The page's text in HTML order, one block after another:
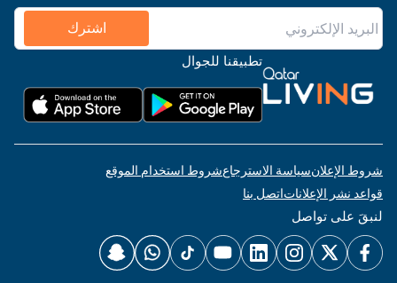
اشترك
تطبيقنا للجوال
شروط الإعلانسياسة الاسترجاعشروط استخدام الموقع
قواعد نشر الإعلاناتاتصل بنا
لنبقَ على تواصل